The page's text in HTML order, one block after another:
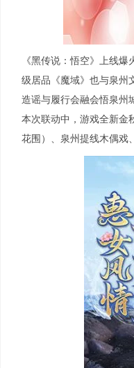
《黑传说：悟空》上线
级居品《魔域》也与泉州
造谣与履行会融会悟泉州
本次联动中，游戏全新金
花围）、泉州提线木偶戏